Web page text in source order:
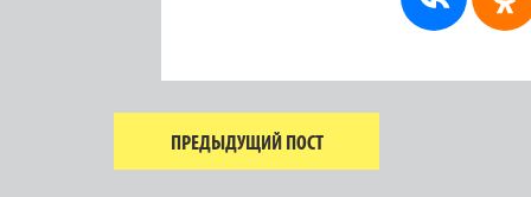
ПРЕДЫДУЩИЙ ПОСТ